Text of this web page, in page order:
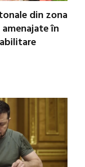
din zona
în